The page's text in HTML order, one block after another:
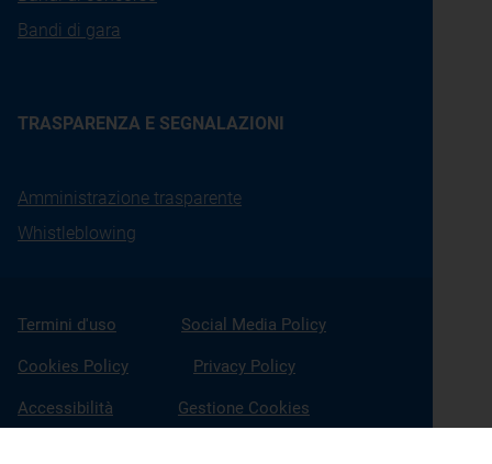
Bandi di gara
TRASPARENZA E SEGNALAZIONI
Amministrazione trasparente
Whistleblowing
Termini d'uso Social Media Policy
Cookies Policy Privacy Policy
Accessibilità Gestione Cookies